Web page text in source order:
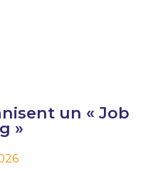
un « Job
»